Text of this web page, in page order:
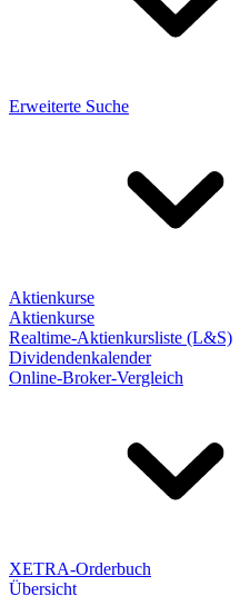
Erweiterte Suche
Aktienkurse
Aktienkurse
Realtime-Aktienkursliste (L&S)
Dividendenkalender
Online-Broker-Vergleich
XETRA-Orderbuch
Übersicht